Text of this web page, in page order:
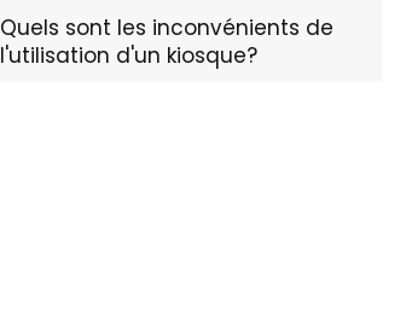
Quels sont les inconvénients de
l'utilisation d'un kiosque?